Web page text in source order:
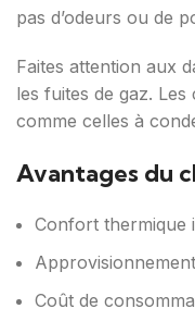
pas d’odeurs ou de
Faites attention aux
les fuites de gaz.
comme celles à
Avantages du
Confort thermique
Coût de